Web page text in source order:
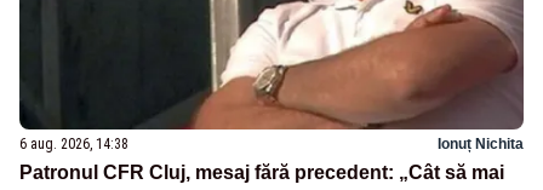
6 aug. 2026, 14:38 Ionuț Nichita
Patronul CFR Cluj, mesaj fără precedent: „Cât să mai